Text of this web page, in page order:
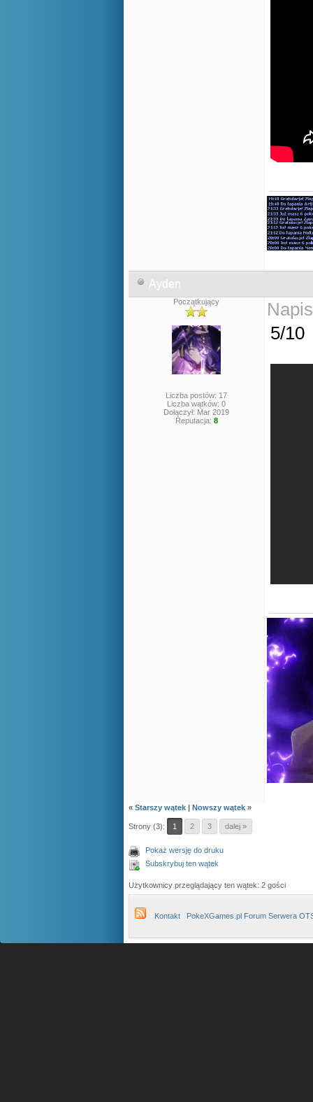
Ayden
Początkujący
Liczba postów: 17
Liczba wątków: 0
Dołączył: Mar 2019
Reputacja: 8
5/10
« Starszy wątek | Nowszy wątek »
Strony (3): 1 2 3 dalej »
Pokaż wersję do druku
Subskrybuj ten wątek
Użytkownicy przeglądający ten wątek: 2 gości
Kontakt PokeXGames.pl Forum Serwera